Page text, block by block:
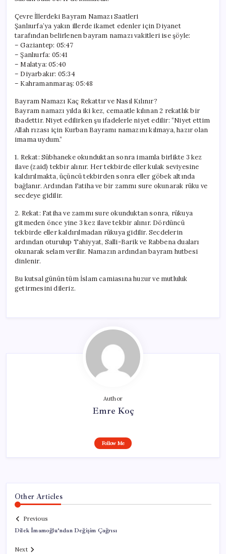
Çevre İllerdeki Bayram Namazı Saatleri
Şanlıurfa’ya yakın illerde ikamet edenler için Diyanet
tarafından belirlenen bayram namazı vakitleri ise şöyle:
– Gaziantep: 05:47
– Şanlıurfa: 05:41
– Malatya: 05:40
– Diyarbakır: 05:34
– Kahramanmaraş: 05:48
Bayram Namazı Kaç Rekattır ve Nasıl Kılınır?
Bayram namazı yılda iki kez, cemaatle kılınan 2 rekatlık bir
ibadettir. Niyet edilirken şu ifadelerle niyet edilir: “Niyet ettim
Allah rızası için Kurban Bayramı namazını kılmaya, hazır olan
imama uydum.”
1. Rekat: Sübhaneke okunduktan sonra imamla birlikte 3 kez
ilave (zaid) tekbir alınır. Her tekbirde eller kulak seviyesine
kaldırılmakta, üçüncü tekbirden sonra eller göbek altında
bağlanır. Ardından Fatiha ve bir zammı sure okunarak rüku ve
secdeye gidilir.
2. Rekat: Fatiha ve zammı sure okunduktan sonra, rükuya
gitmeden önce yine 3 kez ilave tekbir alınır. Dördüncü
tekbirde eller kaldırılmadan rükuya gidilir. Secdelerin
ardından oturulup Tahiyyat, Salli-Barik ve Rabbena duaları
okunarak selam verilir. Namazın ardından bayram hutbesi
dinlenir.
Bu kutsal günün tüm İslam camiasına huzur ve mutluluk
getirmesini dileriz.
Author
Emre Koç
Follow Me
Other Articles
Previous
Dilek İmamoğlu’ndan Değişim Çağrısı
Next